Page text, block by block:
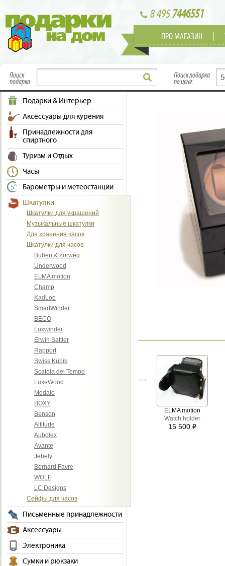
8 4957446551
ПРО МАГАЗИН
Поиск
подарка
Поиск подарка
по цене:
Подарки & Интерьер
Аксессуары для курения
Принадлежности для
спиртного
Туризм и Отдых
Часы
Барометры и метеостанции
Шкатулки
Шкатулки для украшений
Музыкальные шкатулки
Для хранения часов
Шкатулки для часов
Buben & Zorweg
Underwood
ELMA motion
Champ
KadLoo
SmartWinder
BECO
Luxwinder
Erwin Sattler
Rapport
Swiss Kubik
Scatola del Tempo
LuxeWood
Modalo
BOXY
Benson
Altitude
Aubolex
Avante
Jebely
Bernard Favre
WOLF
LC Designs
Сейфы для часов
Письменные принадлежности
Аксессуары
Электроника
Сумки и рюкзаки
ELMA motion
Watch holder
15 500 i